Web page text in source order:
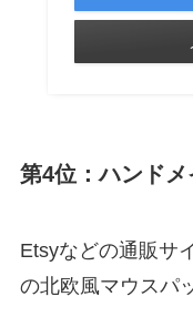
第4位：ハンド
Etsyなどの通販サ
の北欧風マウスパ